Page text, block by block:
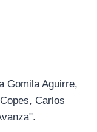
Gomila Aguirre,
Carlos